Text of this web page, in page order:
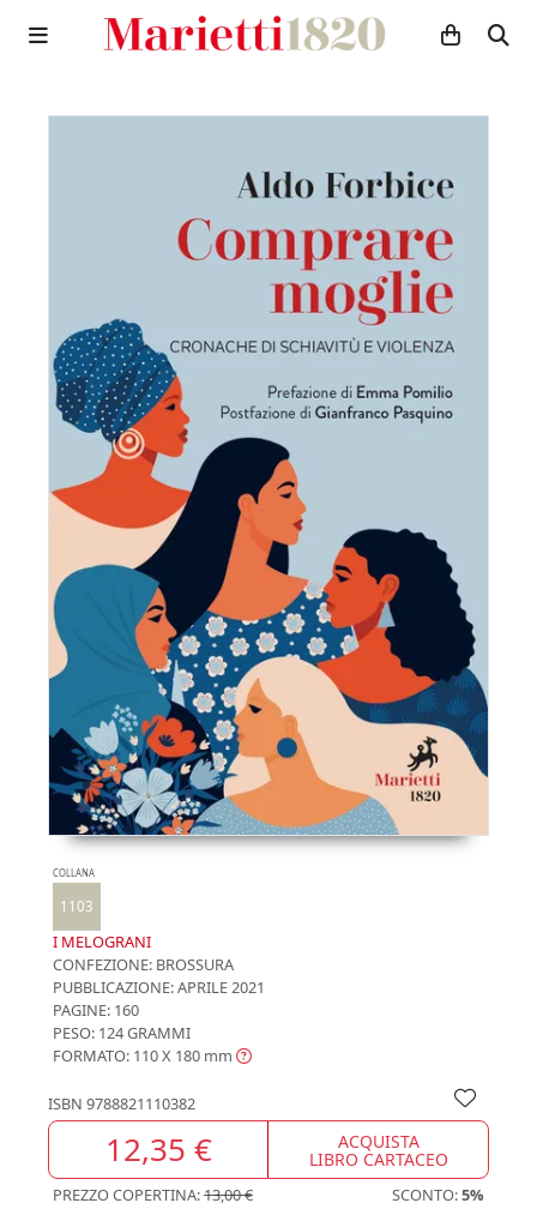
COLLANA
1103
I MELOGRANI
CONFEZIONE: BROSSURA
PUBBLICAZIONE:APRILE 2021
PAGINE: 160
PESO: 124 GRAMMI
FORMATO: 110 X 180 mm
ISBN 9788821110382
12,35 € ACQUISTA
LIBRO CARTACEO
PREZZO COPERTINA:13,00 € SCONTO:5%